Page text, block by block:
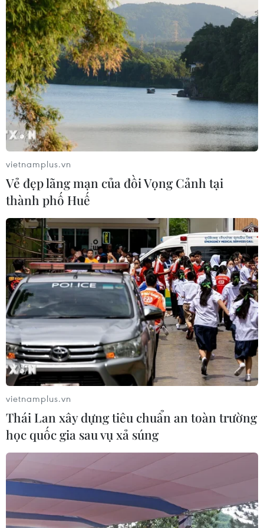
Các trường đại học sẽ xét tuyển thí
sinh Trường THTP chuyên Tuyên
Quang không vi phạm quy chế
06/08/2026 09:44
Toàn cảnh vụ sai phạm điểm
thi trường THPT chuyên Tuyên
Quang
06/08/2026 09:04
Đắk Lắk tháo gỡ khó khăn, đảm bảo
đủ sách giáo khoa cho năm học mới
06/08/2026 04:12
Bộ GD-ĐT dự kiến điều chỉnh trong
bổ nhiệm chức danh và xếp lương
nhà giáo
06/08/2026 02:18
Dự kiến giảm hơn 17.000 đầu mối cơ
sở giáo dục trên cả nước, tương ứng
Đề xuất trợ cấp một lần cho giáo viên
mầm non đã nghỉ công tác chưa
hưởng chế độ
05/08/2026 14:59
vietnamplus.vn
Vẻ đẹp lãng mạn của đồi Vọng Cảnh tại
thành phố Huế
vietnamplus.vn
Thái Lan xây dựng tiêu chuẩn an toàn trường
học quốc gia sau vụ xả súng